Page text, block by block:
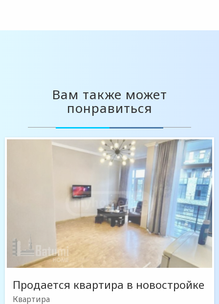
Вам также может
понравиться
Продается квартира в новостройке
Квартира